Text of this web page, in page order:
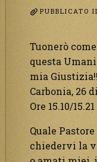
PUBBLICATO
Tuonerò
questa
mia
Carbonia, 26
Ore 15.10/15.21
Quale
chiedervi la